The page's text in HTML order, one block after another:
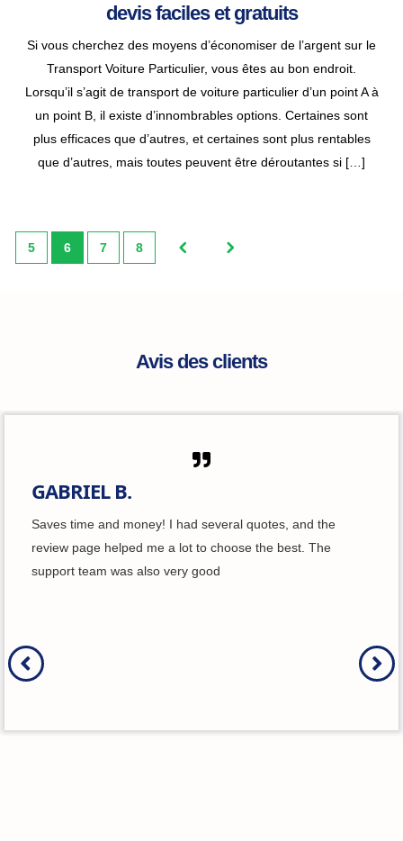
devis faciles et gratuits
Si vous cherchez des moyens d’économiser de l’argent sur le
Transport Voiture Particulier, vous êtes au bon endroit.
Lorsqu’il s’agit de transport de voiture particulier d’un point A à
un point B, il existe d’innombrables options. Certaines sont
plus efficaces que d’autres, et certaines sont plus rentables
que d’autres, mais toutes peuvent être déroutantes si […]
5 6 7 8
Avis des clients
GABRIEL B.
Saves time and money! I had several quotes, and the
review page helped me a lot to choose the best. The
support team was also very good